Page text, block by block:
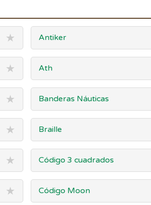
★ Antiker
★ Ath
★ Banderas Náuticas
★ Braille
★ Código 3 cuadrados
★ Código Moon